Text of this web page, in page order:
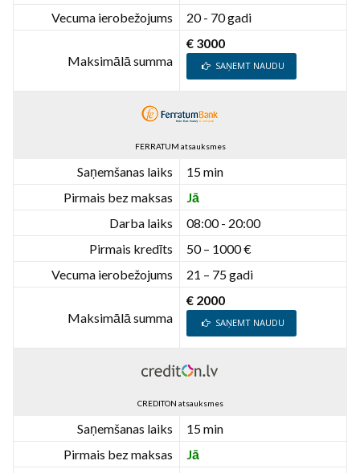
Vecuma ierobežojums
20 - 70 gadi
Maksimālā summa
€ 3000
SAŅEMT NAUDU
FERRATUM atsauksmes
Saņemšanas laiks
15 min
Pirmais bez maksas
Jā
Darba laiks
08:00 - 20:00
Pirmais kredīts
50 – 1000 €
Vecuma ierobežojums
21 – 75 gadi
Maksimālā summa
€ 2000
SAŅEMT NAUDU
CREDITON atsauksmes
Saņemšanas laiks
15 min
Pirmais bez maksas
Jā